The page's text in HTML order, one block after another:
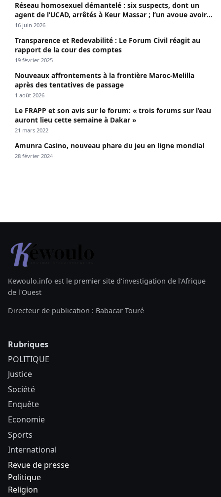
Réseau homosexuel démantelé : six suspects, dont un
agent de l’UCAD, arrêtés à Keur Massar ; l’un avoue avoir
propagé le VIH depuis 2018
16 juin 2026
Transparence et Redevabilité : Le Forum Civil réagit au
rapport de la cour des comptes
19 février 2025
Nouveaux affrontements à la frontière Maroc-Melilla
après des tentatives de passage
1 août 2026
Le FRAPP et son avis sur le forum: « trois forums sur l’eau
auront lieu cette semaine à Dakar »
21 mars 2022
Amunra Casino, nouveau phare du jeu en ligne mondial
28 février 2024
Kewoulo.info est le premier site d'investigation de l'Afrique
de l'Ouest
Directeur de publication : Babacar Touré
Rubriques
POLITIQUE
Justice
Société
Enquête
Economie
Sports
International
Revue de presse
Politique
Religion